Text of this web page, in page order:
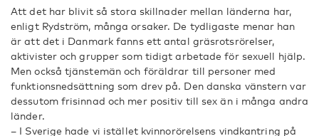
Att det har blivit så stora skillnader mellan länderna har,
enligt Rydström, många orsaker. De tydligaste menar han
är att det i Danmark fanns ett antal gräsrotsrörelser,
aktivister och grupper som tidigt arbetade för sexuell hjälp.
Men också tjänstemän och föräldrar till personer med
funktionsnedsättning som drev på. Den danska vänstern var
dessutom frisinnad och mer positiv till sex än i många andra
länder.
– I Sverige hade vi istället kvinnorörelsens vindkantring på